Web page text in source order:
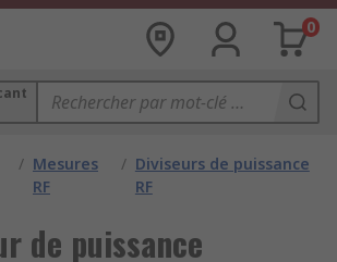
0
/ Mesures
RF
/ Diviseurs de puissance
RF
de puissance